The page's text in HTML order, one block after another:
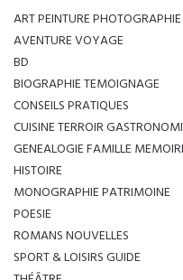
ART PEINTURE PHOTOGRAPHIE
AVENTURE VOYAGE
BD
BIOGRAPHIE TEMOIGNAGE
CONSEILS PRATIQUES
CUISINE TERROIR
GENEALOGIE FAMILLE
HISTOIRE
MONOGRAPHIE PATRIMOINE
POESIE
ROMANS NOUVELLES
SPORT & LOISIRS GUIDE